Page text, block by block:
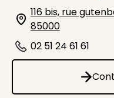
Icône d'illustration
116 bis, rue
85000
Icône d'illustration
02 51 24 61 61